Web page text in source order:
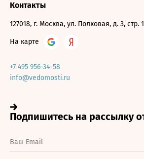
Контакты
127018, г. Москва, ул. Полковая, д. 3, стр. 1
На карте
+7 495 956-34-58
info@vedomosti.ru